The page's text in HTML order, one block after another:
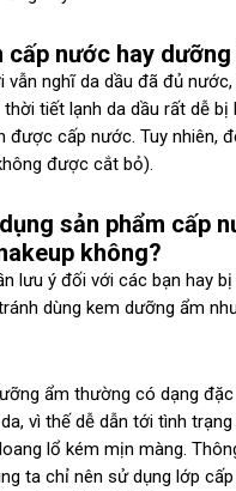
cấp nước hay dưỡng
vẫn nghĩ da dầu đã đủ
tiết lạnh da dầu rất dễ bị
được cấp nước. Tuy nhiên,
được cắt bỏ).
sản phẩm cấp
không?
lưu ý đối với các bạn hay
dùng kem dưỡng ẩm
ẩm thường có dạng
vì thế dễ dẫn tới tình
lổ kém mịn màng.
ta chỉ nên sử dụng lớp